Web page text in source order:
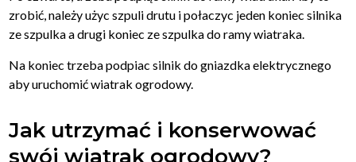
zrobić, należy użyc szpuli drutu i połaczyc jeden koniec silnika
ze szpulka a drugi koniec ze szpulka do ramy wiatraka.
Na koniec trzeba podpiac silnik do gniazdka elektrycznego
aby uruchomić wiatrak ogrodowy.
Jak utrzymać i konserwować
swój wiatrak ogrodowy?